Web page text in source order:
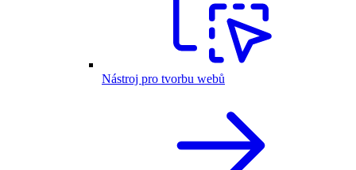
Nástroj pro tvorbu webů